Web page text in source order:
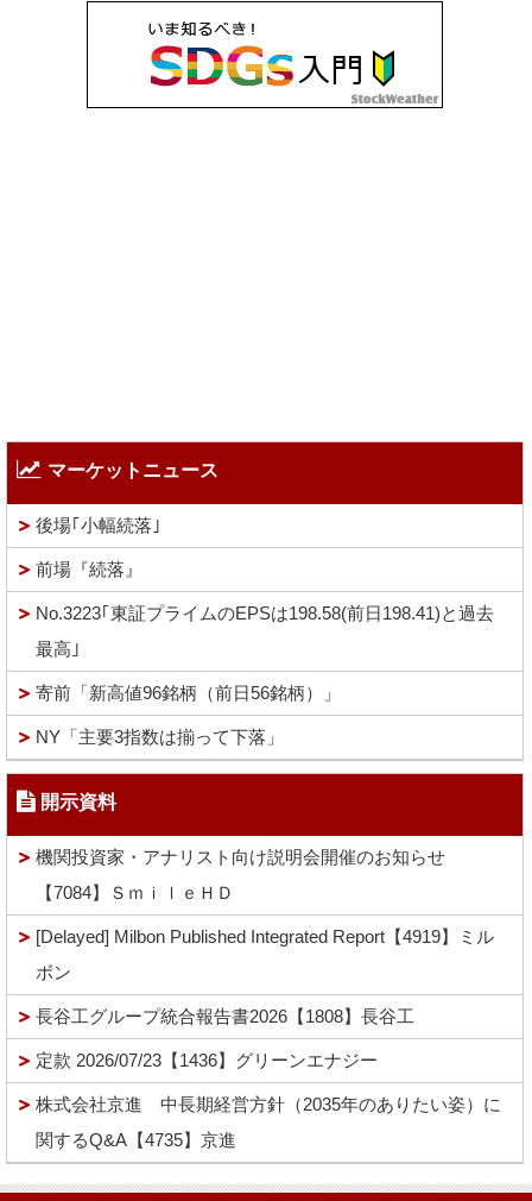
マーケットニュース
後場｢小幅続落｣
前場『続落』
No.3223｢東証プライムのEPSは198.58(前日198.41)と過去
最高｣
寄前「新高値96銘柄（前日56銘柄）」
NY「主要3指数は揃って下落」
開示資料
機関投資家・アナリスト向け説明会開催のお知らせ
【7084】ＳｍｉｌｅＨＤ
[Delayed] Milbon Published Integrated Report【4919】ミル
ボン
長谷工グループ統合報告書2026【1808】長谷工
定款 2026/07/23【1436】グリーンエナジー
株式会社京進 中長期経営方針（2035年のありたい姿）に
関するQ&A【4735】京進